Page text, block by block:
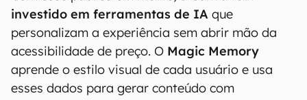
Alberto Ceresa, Country Manager do Canva no Brasil (Imagem: Bruno
De Blasi/Canaltech)